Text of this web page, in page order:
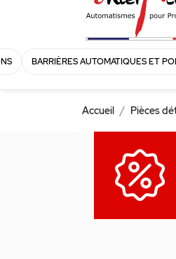
BARRIÈRES AUTOMATIQUES ET
Accueil Pièces